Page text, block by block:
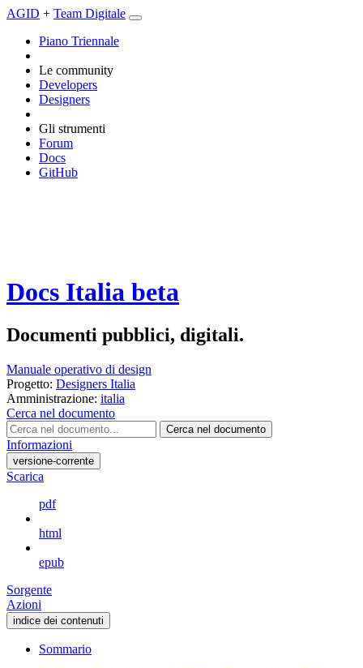
AGID + Team Digitale
Piano Triennale
Le community
Developers
Designers
Gli strumenti
Forum
Docs
GitHub
Docs Italia beta
Documenti pubblici, digitali.
Manuale operativo di design
Progetto: Designers Italia
Amministrazione: italia
Cerca nel documento
Cerca nel documento
Informazioni
versione-corrente
Scarica
pdf
html
epub
Sorgente
Azioni
indice dei contenuti
Sommario